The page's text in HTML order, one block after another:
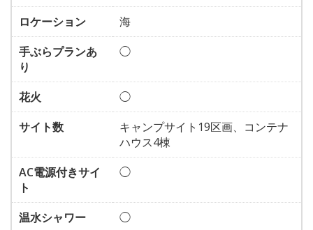
ロケーション
海
手ぶらプランあ
り
◯
花火
◯
サイト数
キャンプサイト19区画、コンテナ
ハウス4棟
AC電源付きサイ
ト
◯
温水シャワー
◯